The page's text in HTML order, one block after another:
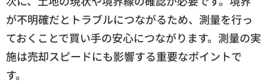
が不明確だとトラブルにつながるため、測量を行っ
ておくことで買い手の安心につながります。測量の実
施は売却スピードにも影響する重要なポイントで
す。